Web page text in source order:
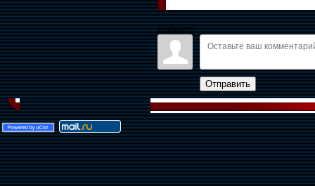
Войдите:
Отправить